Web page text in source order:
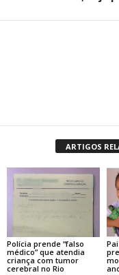
ARTIGOS
Polícia prende “falso
médico” que atendia
criança com tumor
cerebral no Rio